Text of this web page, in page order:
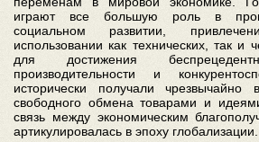
играют все большую роль в
социальном развитии,
использовании как технических, так и
для достижения
производительности и
исторически получали
свободного обмена товарами и
связь между экономическим
артикулировалась в эпоху глобализации.